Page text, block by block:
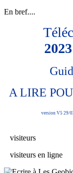
En bref....
A LIRE
version V5 29/
visiteurs
visiteurs en ligne